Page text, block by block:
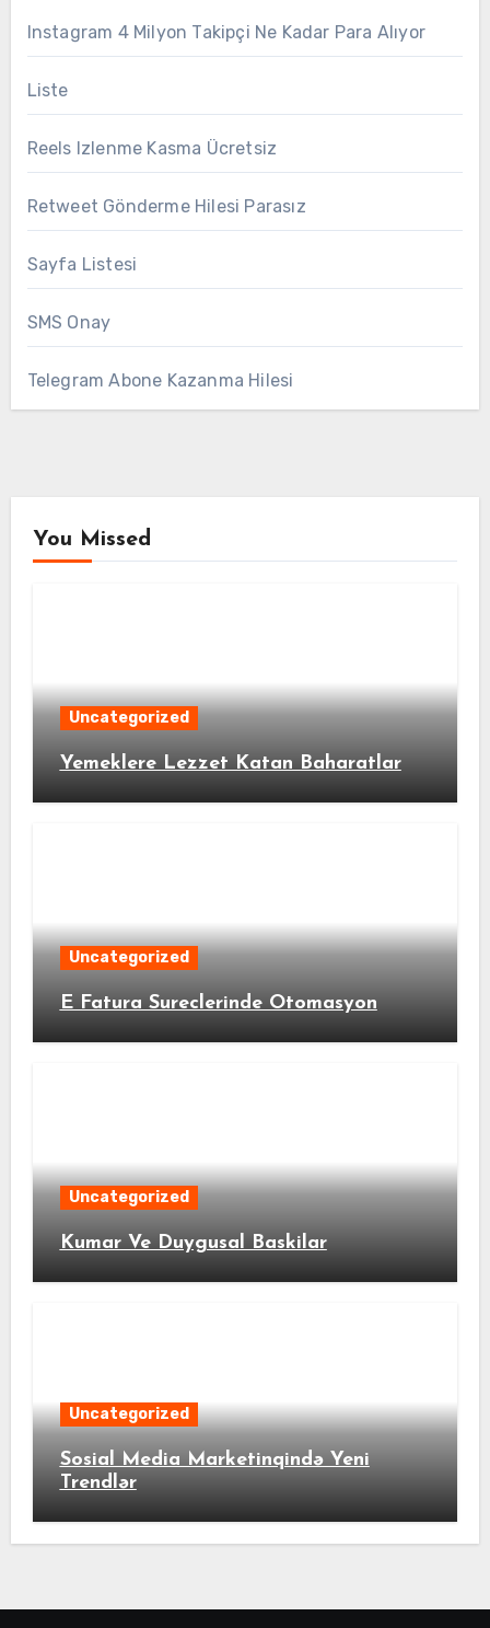
Instagram 4 Milyon Takipçi Ne Kadar Para Alıyor
Liste
Reels Izlenme Kasma Ücretsiz
Retweet Gönderme Hilesi Parasız
Sayfa Listesi
SMS Onay
Telegram Abone Kazanma Hilesi
You Missed
Uncategorized
Yemeklere Lezzet Katan Baharatlar
Uncategorized
E Fatura Sureclerinde Otomasyon
Uncategorized
Kumar Ve Duygusal Baskilar
Uncategorized
Sosial Media Marketinqində Yeni
Trendlər